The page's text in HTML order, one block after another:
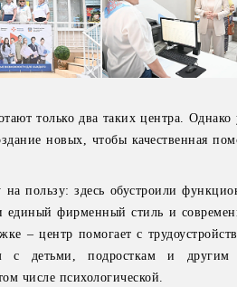
только два таких центра.
новых, чтобы качественная
пользу: здесь обустроили
единый фирменный стиль и
– центр помогает с
детьми, подросткам и другим
числе психологической.